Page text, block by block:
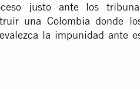
justo ante los
una Colombia donde
la impunidad ante